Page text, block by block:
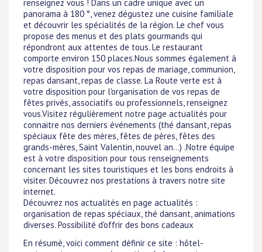
renseignez vous ! Dans un cadre unique avec un
panorama à 180 °, venez dégustez une cuisine familiale
et découvrir les spécialités de la région. Le chef vous
propose des menus et des plats gourmands qui
répondront aux attentes de tous. Le restaurant
comporte environ 150 places.Nous sommes également à
votre disposition pour vos repas de mariage, communion,
repas dansant, repas de classe. La Route verte est à
votre disposition pour l'organisation de vos repas de
fêtes privés, associatifs ou professionnels, renseignez
vous.Visitez régulièrement notre page actualités pour
connaitre nos derniers événements (thé dansant, repas
spéciaux fête des mères, fêtes de pères, fêtes des
grands-mères, Saint Valentin, nouvel an...) .Notre équipe
est à votre disposition pour tous renseignements
concernant les sites touristiques et les bons endroits à
visiter. Découvrez nos prestations à travers notre site
internet.
Découvrez nos actualités en page actualités :
organisation de repas spéciaux, thé dansant, animations
diverses. Possibilité d'offrir des bons cadeaux
En résumé, voici comment définir ce site : hôtel-